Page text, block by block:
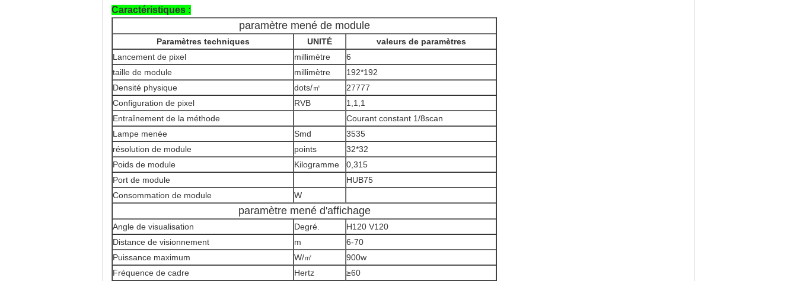
Caractéristiques :
paramètre mené de module
Paramètres techniques UNITÉ
valeurs de paramètres
Lancement de pixel
millimètre
6
taille de module
millimètre
192*192
Densité physique
dots/㎡
27777
Configuration de pixel
RVB
1,1,1
Entraînement de la méthode
Courant constant 1/8scan
Lampe menée
Smd
3535
résolution de module
points
32*32
Poids de module
Kilogramme
0,315
Port de module
HUB75
Consommation de module
W
paramètre mené d'affichage
Angle de visualisation Degré.
H120 V120
Distance de visionnement
m
6-70
Puissance maximum
W/㎡
900w
Fréquence de cadre
Hertz
≥60